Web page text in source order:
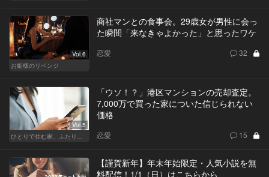
Vol.6
お姫様のリベンジ
商社マンとの食事会。29歳女が男性に会っ
た瞬間「来なきゃよかった」と思ったワケ
恋愛 32
Vol.5
ひとりで住む家、ふたりで棲む家
「ウソ！？」港区マンションの売却査定。
7,000万で買った家についた信じられない
価格
恋愛 15
【謹賀新年】年末年始限定・人気小説を無
料配信！1/1（日）はこちらから